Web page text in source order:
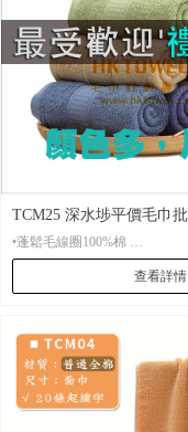
TCM25 深水埗平價毛巾
款・活動宣傳適用
•蓬鬆毛線圈100%棉
•材 質：素色薄款100%純棉
•尺 寸：整套供應，小方巾35*35,面巾35*75CM，大
毛巾70*140CM，多色選擇
•包 裝： 每條全新獨立OPP包裝袋，可按客人要求
選用特別禮品包裝
查看詳情